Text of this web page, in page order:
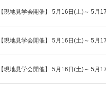
現地見学会開催】 5月16日(土)～ 5
現地見学会開催】 5月16日(土)～ 5
現地見学会開催】 5月16日(土)～ 5